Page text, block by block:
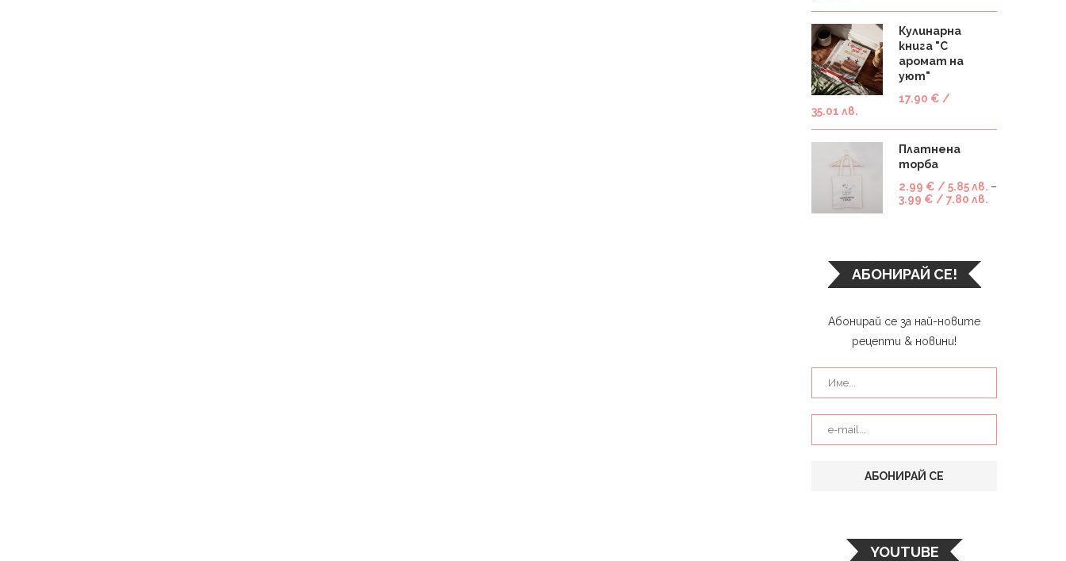
Кулинарна
книга "С
аромат на
уют"
17.90 € /
35.01 лв.
Платнена
торба
2.99 € / 5.85 лв. –
3.99 € / 7.80 лв.
АБОНИРАЙ СЕ!
Абонирай се за най-новите
рецепти & новини!
YOUTUBE